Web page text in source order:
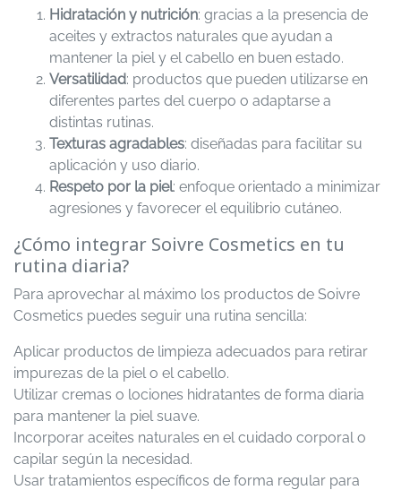
Hidratación y nutrición: gracias a la presencia de
aceites y extractos naturales que ayudan a
mantener la piel y el cabello en buen estado.
Versatilidad: productos que pueden utilizarse en
diferentes partes del cuerpo o adaptarse a
distintas rutinas.
Texturas agradables: diseñadas para facilitar su
aplicación y uso diario.
Respeto por la piel: enfoque orientado a minimizar
agresiones y favorecer el equilibrio cutáneo.
¿Cómo integrar Soivre Cosmetics en tu
rutina diaria?
Para aprovechar al máximo los productos de Soivre
Cosmetics puedes seguir una rutina sencilla:
Aplicar productos de limpieza adecuados para retirar
impurezas de la piel o el cabello.
Utilizar cremas o lociones hidratantes de forma diaria
para mantener la piel suave.
Incorporar aceites naturales en el cuidado corporal o
capilar según la necesidad.
Usar tratamientos específicos de forma regular para